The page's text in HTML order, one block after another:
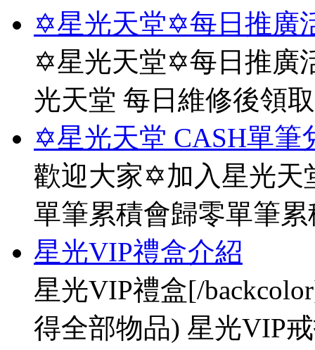
✡星光天堂✡每日推廣
✡星光天堂✡每日推廣
光天堂 每日維修後領
✡星光天堂 CASH單筆
歡迎大家✡加入星光天
單筆累積會歸零單筆
星光VIP禮盒介紹
星光VIP禮盒[/
得全部物品) 星光VIP